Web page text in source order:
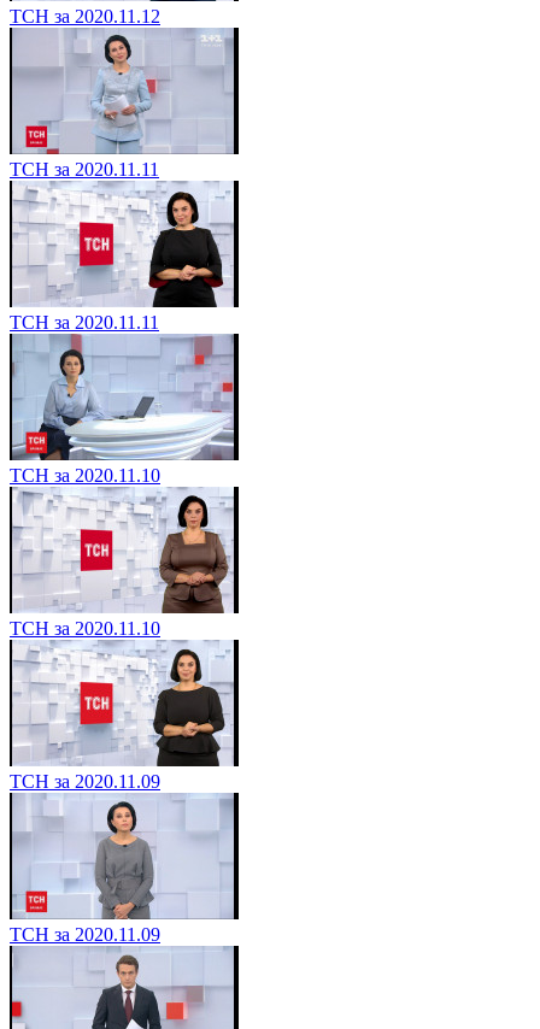
ТСН за 2020.11.12
ТСН за 2020.11.11
ТСН за 2020.11.11
ТСН за 2020.11.10
ТСН за 2020.11.10
ТСН за 2020.11.09
ТСН за 2020.11.09